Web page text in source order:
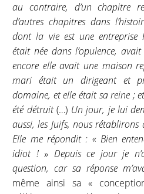
au contraire, d’un chapitre
d’autres chapitres dans
dont la vie est une entreprise
était née dans l’opulence,
encore elle avait une maison
mari était un dirigeant et
domaine, et elle était sa reine ;
été détruit(…) Un jour, je lui
aussi, les Juifs, nous rétablirons
Elle me répondit : « Bien
idiot ! » Depuis ce jour je
question, car sa réponse
même ainsi sa «